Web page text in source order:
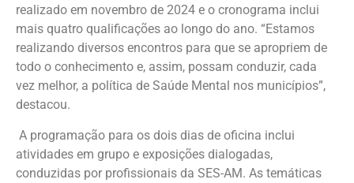
realizado em novembro de 2024 e o cronograma inclui
mais quatro qualificações ao longo do ano. “Estamos
realizando diversos encontros para que se apropriem de
todo o conhecimento e, assim, possam conduzir, cada
vez melhor, a política de Saúde Mental nos municípios”,
destacou.
A programação para os dois dias de oficina inclui
atividades em grupo e exposições dialogadas,
conduzidas por profissionais da SES-AM. As temáticas